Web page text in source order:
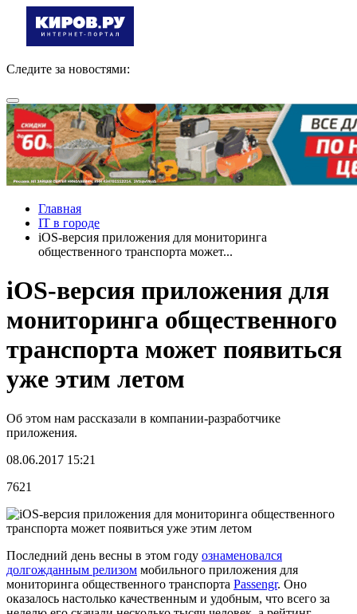
Следите за новостями:
Главная
IT в городе
iOS-версия приложения для мониторинга
общественного транспорта может...
iOS-версия приложения для
мониторинга общественного
транспорта может появиться
уже этим летом
Об этом нам рассказали в компании-разработчике
приложения.
08.06.2017 15:21
7621
Последний день весны в этом году ознаменовался
долгожданным релизом мобильного приложения для
мониторинга общественного транспорта Passengr. Оно
оказалось настолько качественным и удобным, что всего за